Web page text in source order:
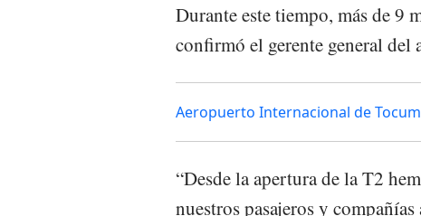
Durante este tiempo, más de 9
confirmó el gerente general
Aeropuerto Internacional de
“Desde la apertura de la T2
nuestros pasajeros y